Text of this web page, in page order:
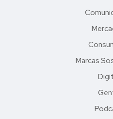
Marcas